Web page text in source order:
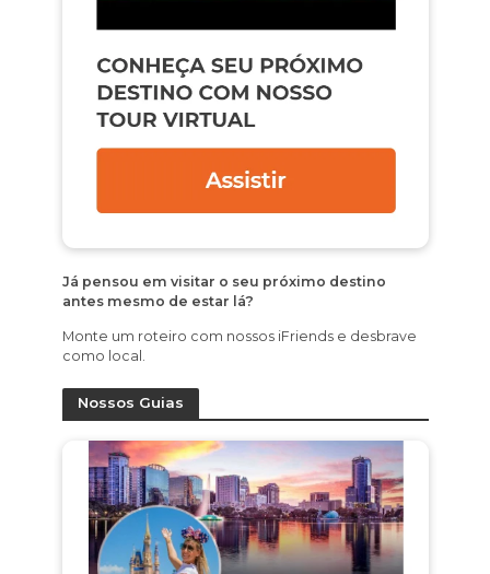
Já pensou em visitar o seu próximo destino
antes mesmo de estar lá?
Monte um roteiro com nossos iFriends e desbrave
como local.
Nossos Guias